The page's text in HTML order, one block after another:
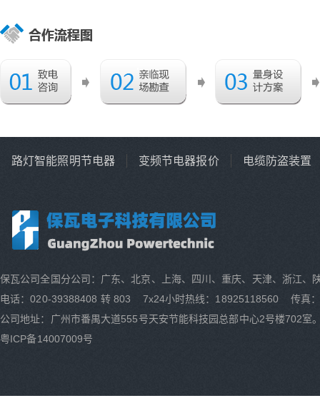
路灯智能照明节电器 变频节电器报价 电缆防盗装置
保瓦公司全国分公司：广东、北京、上海、四川、重庆、天津、浙江
电话：020-39388408 转 803 7x24小时热线：18925118560 传真
公司地址：广州市番禺大道555号天安节能科技园总部中心2号楼702室
粤ICP备14007009号